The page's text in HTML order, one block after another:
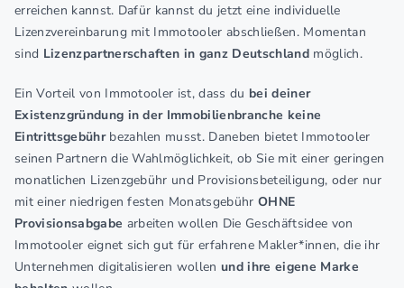
erreichen kannst. Dafür kannst du jetzt eine individuelle
Lizenzvereinbarung mit Immotooler abschließen. Momentan
sind Lizenzpartnerschaften in ganz Deutschlandmöglich.
Ein Vorteil von Immotooler ist, dass du bei deiner
Existenzgründung in der Immobilienbranche keine
Eintrittsgebühr bezahlen musst. Daneben bietet Immotooler
seinen Partnern die Wahlmöglichkeit, ob Sie mit einer geringen
monatlichen Lizenzgebühr und Provisionsbeteiligung, oder nur
mit einer niedrigen festen Monatsgebühr OHNE
Provisionsabgabe arbeiten wollen Die Geschäftsidee von
Immotooler eignet sich gut für erfahrene Makler*innen, die ihr
Unternehmen digitalisieren wollen und ihre eigene Marke